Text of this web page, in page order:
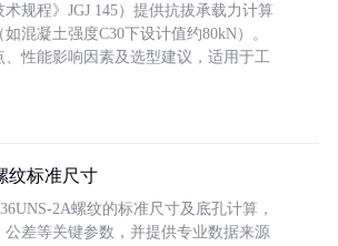
规程》JGJ 145）提供抗拔承载力计算
混凝土强度C30下设计值约80kN）。
、性能影响因素及选型建议，适用于工
纹标准尺寸
2A螺纹的标准尺寸及底孔计算，
公差等关键参数，并提供专业数据来源